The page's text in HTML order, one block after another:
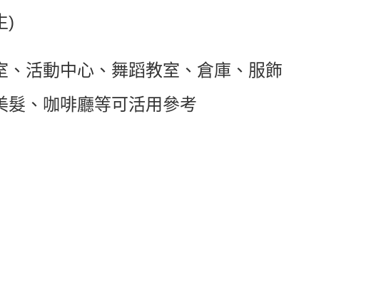
)
活動中心、舞蹈教室、倉庫、服飾
髮、咖啡廳等可活用參考